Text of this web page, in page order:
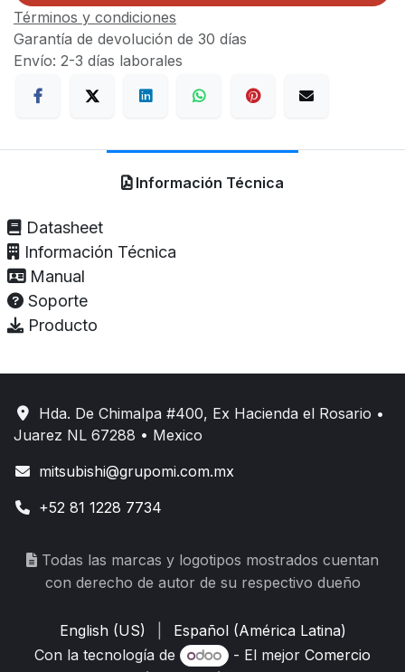
Términos y condiciones
Garantía de devolución de 30 días
Envío: 2-3 días laborales
Información Técnica
Datasheet
Información Técnica
Manual
Soporte
Producto
Hda. De Chimalpa #400, Ex Hacienda el Rosario •
Juarez NL 67288 • Mexico
mitsubishi@grupomi.com.mx
+52 81 1228 7734
Todas las marcas y logotipos mostrados cuentan
con derecho de autor de su respectivo dueño
English (US)
Español (América Latina)
Con la tecnología de
- El mejorComercio